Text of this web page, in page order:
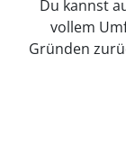
Du kannst
vollem
Gründen